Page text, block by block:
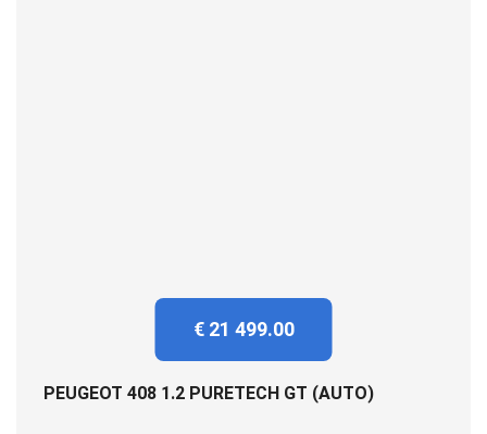
€ 21 499.00
PEUGEOT 408 1.2 PURETECH GT (AUTO)